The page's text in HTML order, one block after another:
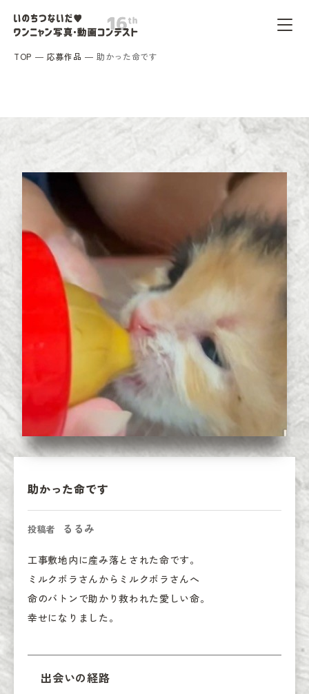
TOP 応募作品 助かった命です
助かった命です
投稿者 るるみ
工事敷地内に産み落とされた命です。
ミルクボラさんからミルクボラさんへ
命のバトンで助かり救われた愛しい命。
幸せになりました。
出会いの経路